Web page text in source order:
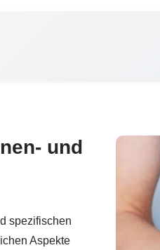
und
spezifischen
Aspekte